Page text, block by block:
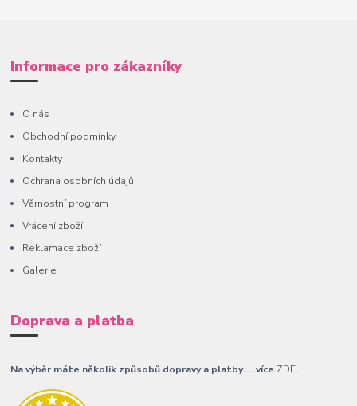
Informace pro zákazníky
O nás
Obchodní podmínky
Kontakty
Ochrana osobních údajů
Věrnostní program
Vrácení zboží
Reklamace zboží
Galerie
Doprava a platba
Na výběr máte několik způsobů dopravy a platby......více ZDE.